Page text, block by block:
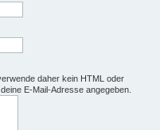
daher kein HTML oder
E-Mail-Adresse angegeben.